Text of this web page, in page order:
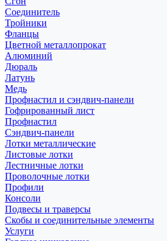
Соединитель
Тройники
Фланцы
Цветной металлопрокат
Алюминий
Дюраль
Латунь
Медь
Профнастил и сэндвич-панели
Гофрированный лист
Профнастил
Сэндвич-панели
Лотки металлические
Листовые лотки
Лестничные лотки
Проволочные лотки
Профили
Консоли
Подвесы и траверсы
Скобы и соединительные элементы
Услуги